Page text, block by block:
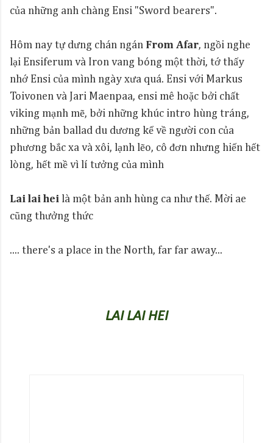
của những anh chàng Ensi "Sword bearers".
Hôm nay tự dưng chán ngán From Afar, ngồi nghe
lại Ensiferum và Iron vang bóng một thời, tớ thấy
nhớ Ensi của mình ngày xưa quá. Ensi với Markus
Toivonen và Jari Maenpaa, ensi mê hoặc bởi chất
viking mạnh mẽ, bởi những khúc intro hùng tráng,
những bản ballad du dương kể về người con của
phương bắc xa và xôi, lạnh lẽo, cô đơn nhưng hiến hết
lòng, hết mề vì lí tưởng của mình
Lai lai hei là một bản anh hùng ca như thế. Mời ae
cũng thưởng thức
.... there's a place in the North, far far away...
LAI LAI HEI